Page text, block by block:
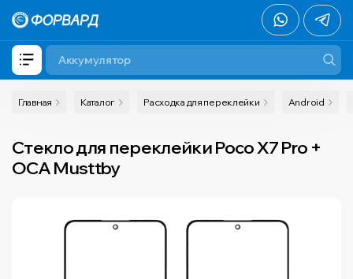
Главная Каталог Расходка для переклейки Android
Стекло для переклейки Poco X7 Pro +
OCA Musttby